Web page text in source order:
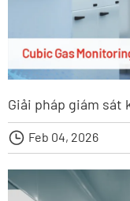
Giải pháp giám sát
 Feb 04, 2026